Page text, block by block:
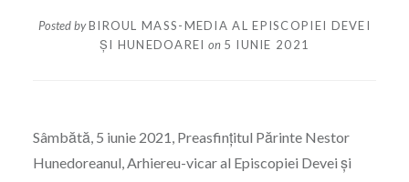
Posted byBIROUL MASS-MEDIA AL EPISCOPIEI DEVEI
ȘI HUNEDOAREI on 5 IUNIE 2021
Sâmbătă, 5 iunie 2021, Preasfințitul Părinte Nestor
Hunedoreanul, Arhiereu-vicar al Episcopiei Devei și